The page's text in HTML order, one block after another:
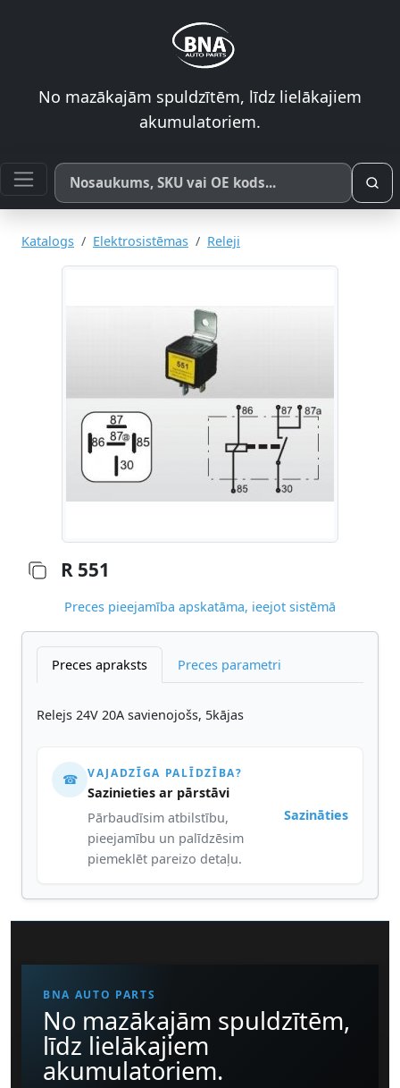
No mazākajām spuldzītēm, līdz lielākajiem
akumulatoriem.
Meklēt pēc produkta nosaukuma, SKU vai OE koda
Katalogs Elektrosistēmas Releji
R 551
Preces pieejamība apskatāma, ieejot sistēmā
Preces apraksts Preces parametri
Relejs 24V 20A savienojošs, 5kājas
☎ VAJADZĪGA PALĪDZĪBA?
Sazinieties ar pārstāvi
Pārbaudīsim atbilstību,
pieejamību un palīdzēsim
piemeklēt pareizo detaļu.
Sazināties
BNA AUTO PARTS
No mazākajām spuldzītēm,
līdz lielākajiem
akumulatoriem.